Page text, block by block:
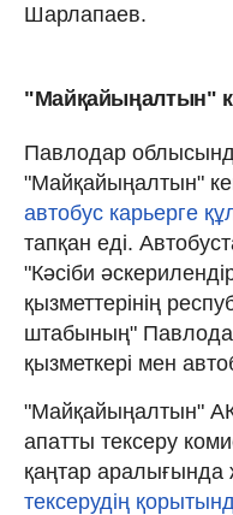
Шарлапаев.
"Майқайыңалтын"
Павлодар
"Майқайыңалтын"
автобус карьерге
тапқан еді.
"Кәсіби
қызметтерінің
штабының"
қызметкері мен
"Майқайыңалтын"
апатты тексеру
қаңтар аралығында
тексерудің